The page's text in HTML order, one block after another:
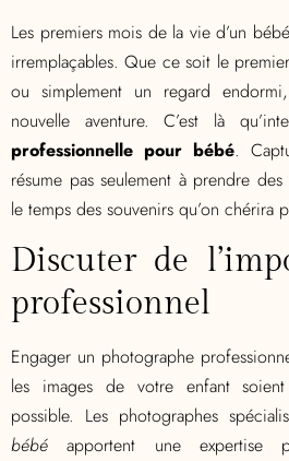
Les premiers mois de la vie d’un
irremplaçables. Que ce soit le
ou simplement un regard
nouvelle aventure. C’est là
professionnelle pour bébé.
résume pas seulement à prendre
le temps des souvenirs qu’on chérira
Discuter de
professionnel
Engager un photographe
les images de votre enfant
possible. Les photographes
bébé apportent une expertise